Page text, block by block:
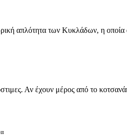
απλότητα των Κυκλάδων, η
Αν έχουν μέρος από το